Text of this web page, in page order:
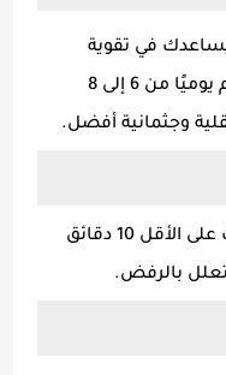
في تقوية
الذاكرة بشكل واضح، فعليك أن تنام يوميًا من 6 إلى 8
وجثمانية أفضل.
اجري بعض المحادثات مع أصدقائك على الأقل 10 دقائق
بالرفض.